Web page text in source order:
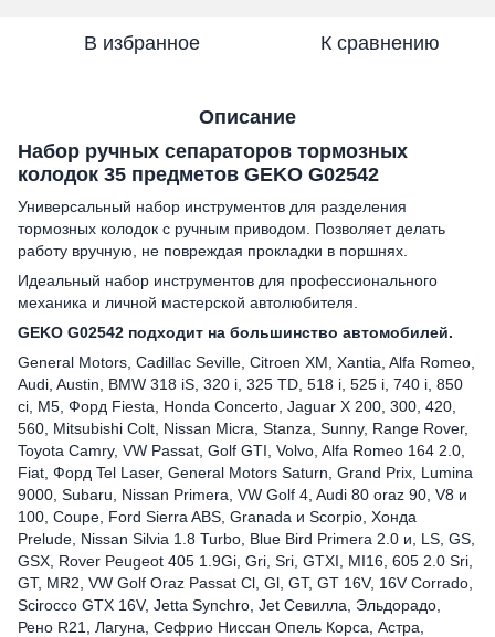
В избранное К сравнению
Описание
Набор ручных сепараторов тормозных
колодок 35 предметов GEKO G02542
Универсальный набор инструментов для разделения
тормозных колодок с ручным приводом. Позволяет делать
работу вручную, не повреждая прокладки в поршнях.
Идеальный набор инструментов для профессионального
механика и личной мастерской автолюбителя.
GEKO G02542 подходит на большинство автомобилей.
General Motors, Cadillac Seville, Citroen XM, Xantia, Alfa Romeo,
Audi, Austin, BMW 318 iS, 320 i, 325 TD, 518 i, 525 i, 740 i, 850
ci, M5, Форд Fiesta, Honda Concerto, Jaguar X 200, 300, 420,
560, Mitsubishi Colt, Nissan Micra, Stanza, Sunny, Range Rover,
Toyota Camry, VW Passat, Golf GTI, Volvo, Alfa Romeo 164 2.0,
Fiat, Форд Tel Laser, General Motors Saturn, Grand Prix, Lumina
9000, Subaru, Nissan Primera, VW Golf 4, Audi 80 oraz 90, V8 и
100, Coupe, Ford Sierra ABS, Granada и Scorpio, Хонда
Prelude, Nissan Silvia 1.8 Turbo, Blue Bird Primera 2.0 и, LS, GS,
GSX, Rover Peugeot 405 1.9Gi, Gri, Sri, GTXI, MI16, 605 2.0 Sri,
GT, MR2, VW Golf Oraz Passat Cl, Gl, GT, GT 16V, 16V Corrado,
Scirocco GTX 16V, Jetta Synchro, Jet Севилла, Эльдорадо,
Рено R21, Лагуна, Сефрио Ниссан Опель Корса, Астра,